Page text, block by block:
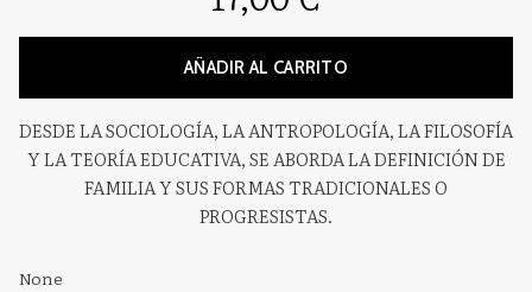
AÑADIR AL CARRITO
DESDE LA SOCIOLOGÍA, LA ANTROPOLOGÍA, LA FILOSOFÍA
Y LA TEORÍA EDUCATIVA, SE ABORDA LA DEFINICIÓN DE
FAMILIA Y SUS FORMAS TRADICIONALES O
PROGRESISTAS.
None